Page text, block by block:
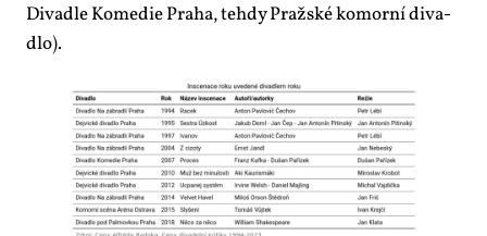
Di­va­dle Ko­me­die Pra­ha, teh­dy Praž­ské ko­mor­ní di­va­
dlo).